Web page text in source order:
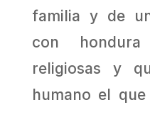
familia y de
con
religiosas y
humano el